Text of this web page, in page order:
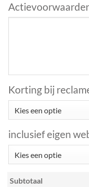
Korting bij
inclusief eigen
Subtotaal